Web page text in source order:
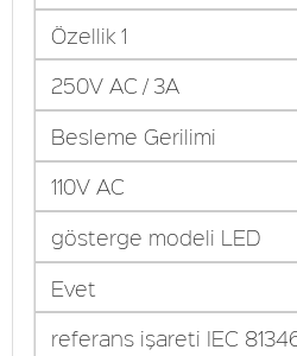
Özellik 1
250V AC / 3A
Besleme Gerilimi
110V AC
gösterge modeli LED
Evet
referans işareti IEC